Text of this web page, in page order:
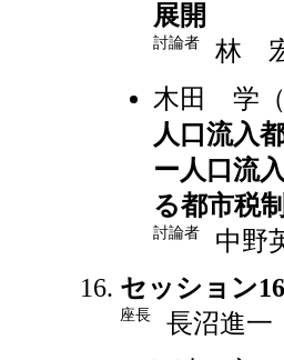
展開
討論者
林
木田 学（
人口流入
ー人口流
る都市税
討論者
中野
セッション
座長
長沼進一